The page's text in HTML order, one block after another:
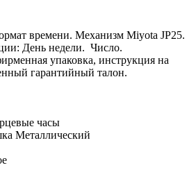
времени. Механизм Miyota JP25.
День недели. Число.
упаковка, инструкция на
гарантийный талон.
часы
Металлический